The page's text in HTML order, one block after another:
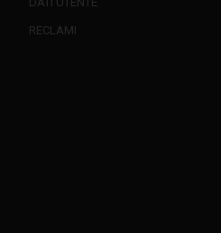
RECLAMI